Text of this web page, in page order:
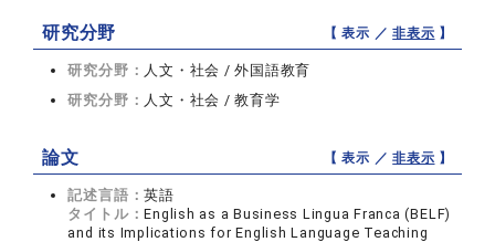
研究分野 【 表示 ／非表示 】
研究分野： 人文・社会 / 外国語教育
研究分野： 人文・社会 / 教育学
論文 【 表示 ／非表示 】
記述言語：英語
タイトル：English as a Business Lingua Franca (BELF)
and its Implications for English Language Teaching